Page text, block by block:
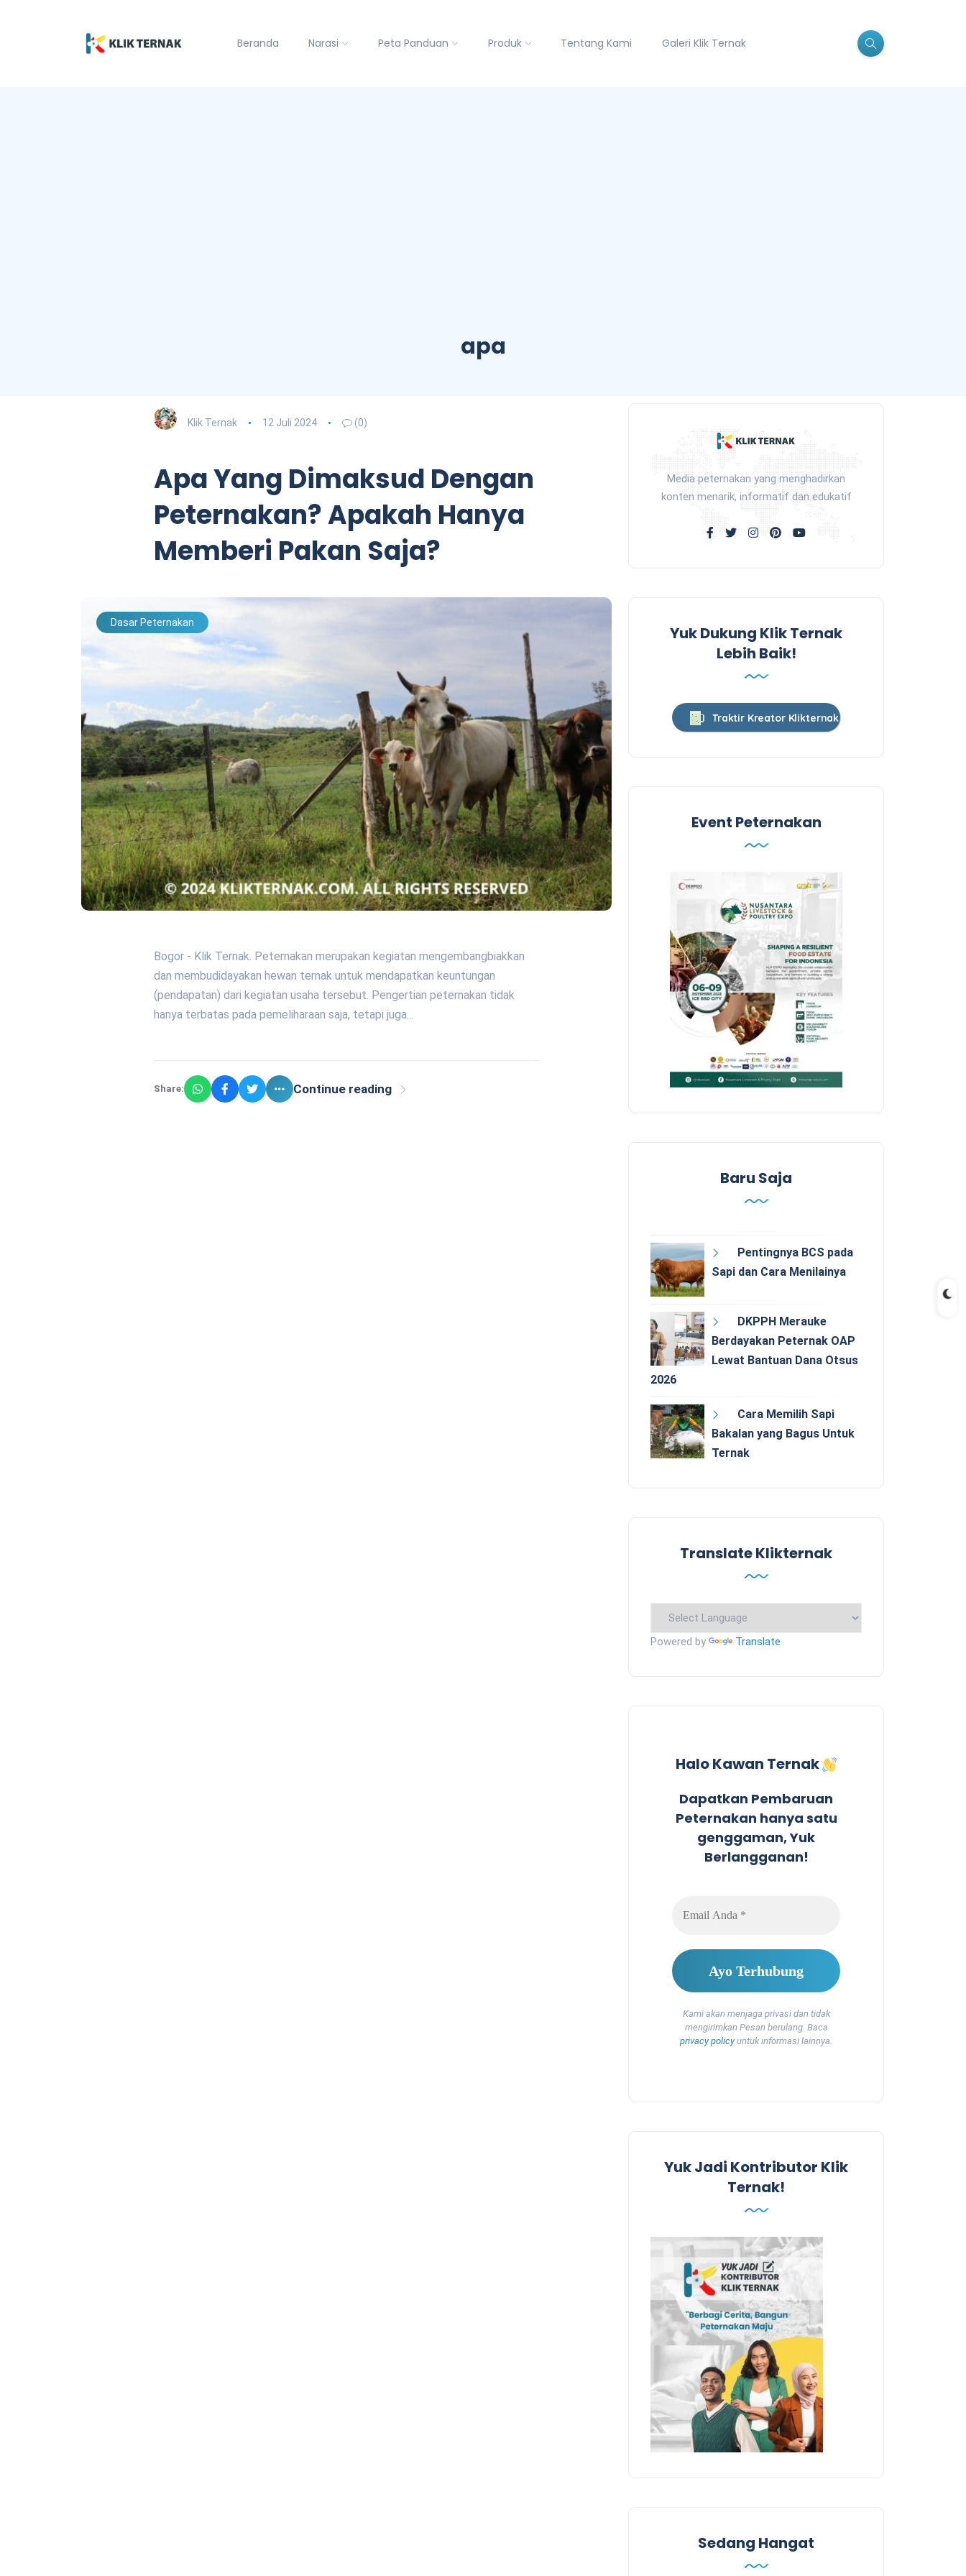
Beranda Narasi Peta Panduan Produk Tentang Kami Galeri Klik Ternak
apa
Klik Ternak 12 Juli 2024 (0)
Apa Yang Dimaksud Dengan
Peternakan? Apakah Hanya
Memberi Pakan Saja?
Dasar Peternakan
Bogor - Klik Ternak. Peternakan merupakan kegiatan mengembangbiakkan
dan membudidayakan hewan ternak untuk mendapatkan keuntungan
(pendapatan) dari kegiatan usaha tersebut. Pengertian peternakan tidak
hanya terbatas pada pemeliharaan saja, tetapi juga…
Share: Continue reading
Media peternakan yang menghadirkan
konten menarik, informatif dan edukatif
Yuk Dukung Klik Ternak
Lebih Baik!
Traktir Kreator Klikternak
Event Peternakan
Baru Saja
Pentingnya BCS pada
Sapi dan Cara Menilainya
DKPPH Merauke
Berdayakan Peternak OAP
Lewat Bantuan Dana Otsus
2026
Cara Memilih Sapi
Bakalan yang Bagus Untuk
Ternak
Translate Klikternak
Powered by Translate
Halo Kawan Ternak
Dapatkan Pembaruan
Peternakan hanya satu
genggaman, Yuk
Berlangganan!
Kami akan menjaga privasi dan tidak
mengirimkan Pesan berulang. Baca
privacy policyuntuk informasi lainnya.
Yuk Jadi Kontributor Klik
Ternak!
Sedang Hangat